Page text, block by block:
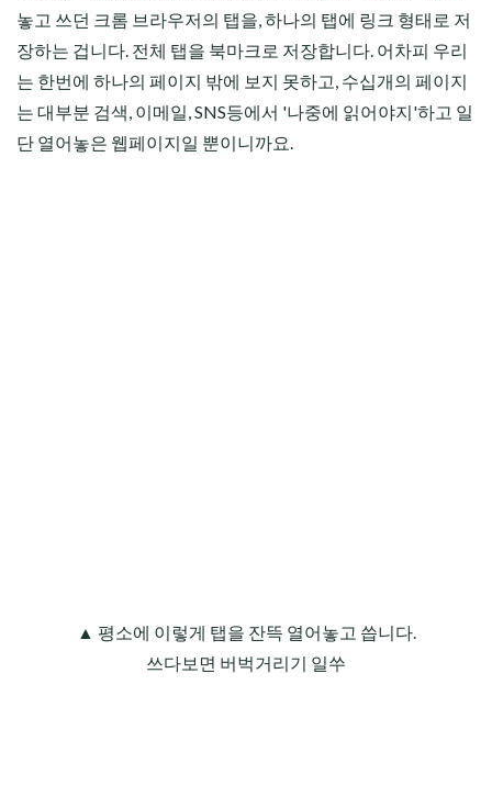
놓고 쓰던 크롬 브라우저의 탭을, 하나의 탭에 링크 형태로 저
장하는 겁니다. 전체 탭을 북마크로 저장합니다. 어차피 우리
는 한번에 하나의 페이지 밖에 보지 못하고, 수십개의 페이지
는 대부분 검색, 이메일, SNS등에서 '나중에 읽어야지'하고 일
단 열어놓은 웹페이지일 뿐이니까요.
▲ 평소에 이렇게 탭을 잔뜩 열어놓고 씁니다.
쓰다보면 버벅거리기 일쑤